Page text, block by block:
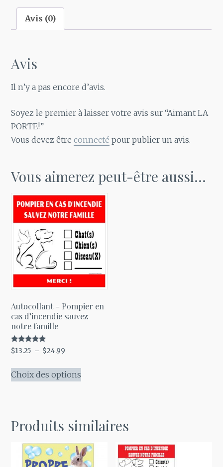
Avis (0)
Avis
Il n’y a pas encore d’avis.
Soyez le premier à laisser votre avis sur “Aimant LA
PORTE!”
Vous devez êtreconnecté pour publier un avis.
Vous aimerez peut-être aussi…
Autocollant – Pompier en
cas d’incendie sauvez
notre famille
Note
5.00
$13.25 – $24.99
prix :
Choix des options
Ce
produit
variations.
Les
options
peuvent
Produits similaires